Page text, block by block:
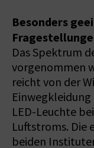
Besonders
Das Spektrum
vorgenommen
reicht von der
Einwegkleidung
LED-Leuchte
Luftstroms. Die
beiden